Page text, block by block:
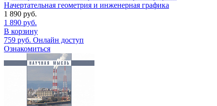
Начертательная геометрия и инженерная графика
1 890 руб.
1 890 руб.
В корзину
759 руб. Онлайн доступ
Ознакомиться